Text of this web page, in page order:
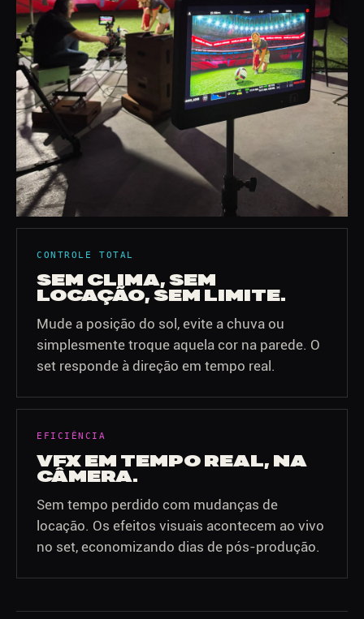
CONTROLE TOTAL
SEM CLIMA, SEM
LOCAÇÃO, SEM LIMITE.
Mude a posição do sol, evite a chuva ou
simplesmente troque aquela cor na parede. O
set responde à direção em tempo real.
EFICIÊNCIA
VFX EM TEMPO REAL, NA
CÂMERA.
Sem tempo perdido com mudanças de
locação. Os efeitos visuais acontecem ao vivo
no set, economizando dias de pós-produção.